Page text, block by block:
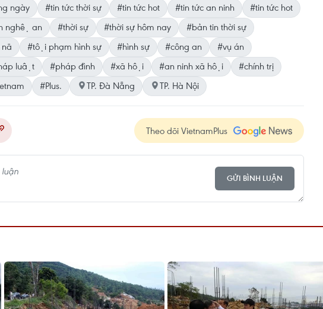
ngày
#tin tức thời sự #tin tức hot #tin tức an ninh
#tin tức hot
nghệ an #thời sự #thời sự hôm nay
#bản tin thời sự
#tội phạm hình sự #hình sự #công an
#vụ án
luật #pháp đình #xã hội #an ninh xã hội
#chính trị
#Plus. TP. Đà Nẵng TP. Hà Nội
Theo dõi VietnamPlus
GỬI BÌNH LUẬN